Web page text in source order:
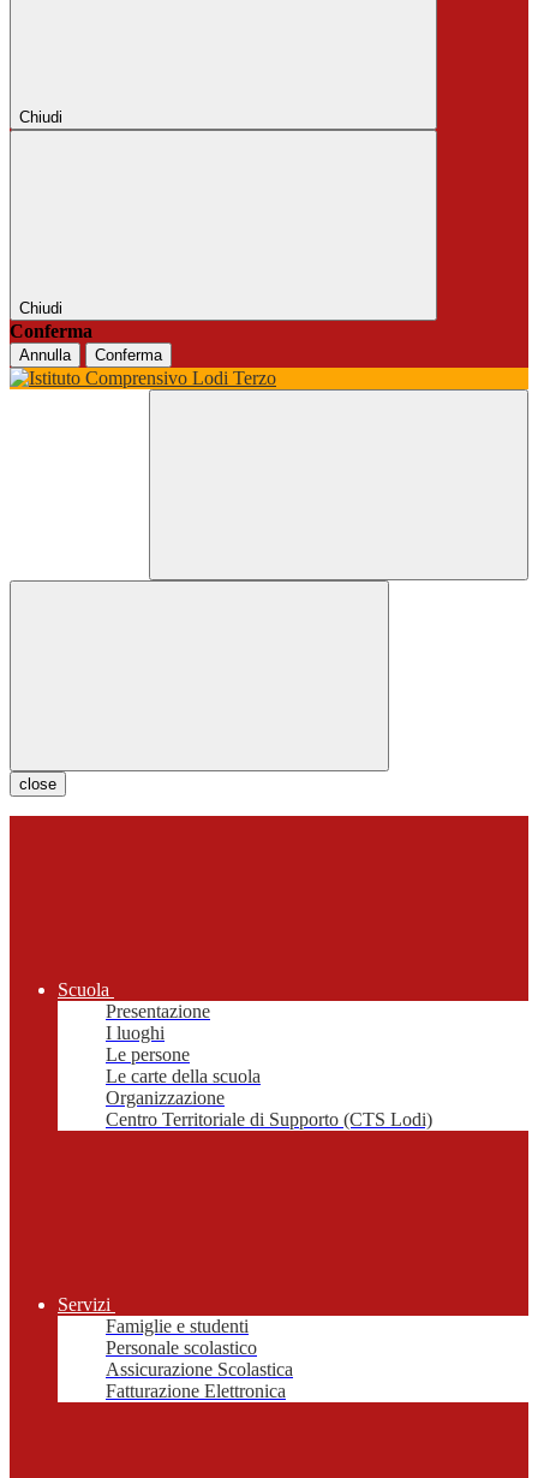
Chiudi
Chiudi
Conferma
Annulla Conferma
close
Scuola
Presentazione
I luoghi
Le persone
Le carte della scuola
Organizzazione
Centro Territoriale di Supporto (CTS Lodi)
Servizi
Famiglie e studenti
Personale scolastico
Assicurazione Scolastica
Fatturazione Elettronica